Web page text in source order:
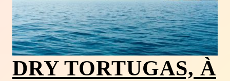
DRY TORTUGAS, À